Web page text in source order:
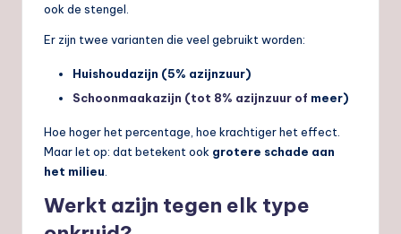
ook de stengel.
Er zijn twee varianten die veel gebruikt worden:
Huishoudazijn (5% azijnzuur)
Schoonmaakazijn (tot 8% azijnzuur of meer)
Hoe hoger het percentage, hoe krachtiger het effect.
Maar let op: dat betekent ook grotere schade aan
het milieu
Werkt azijn tegen elk type